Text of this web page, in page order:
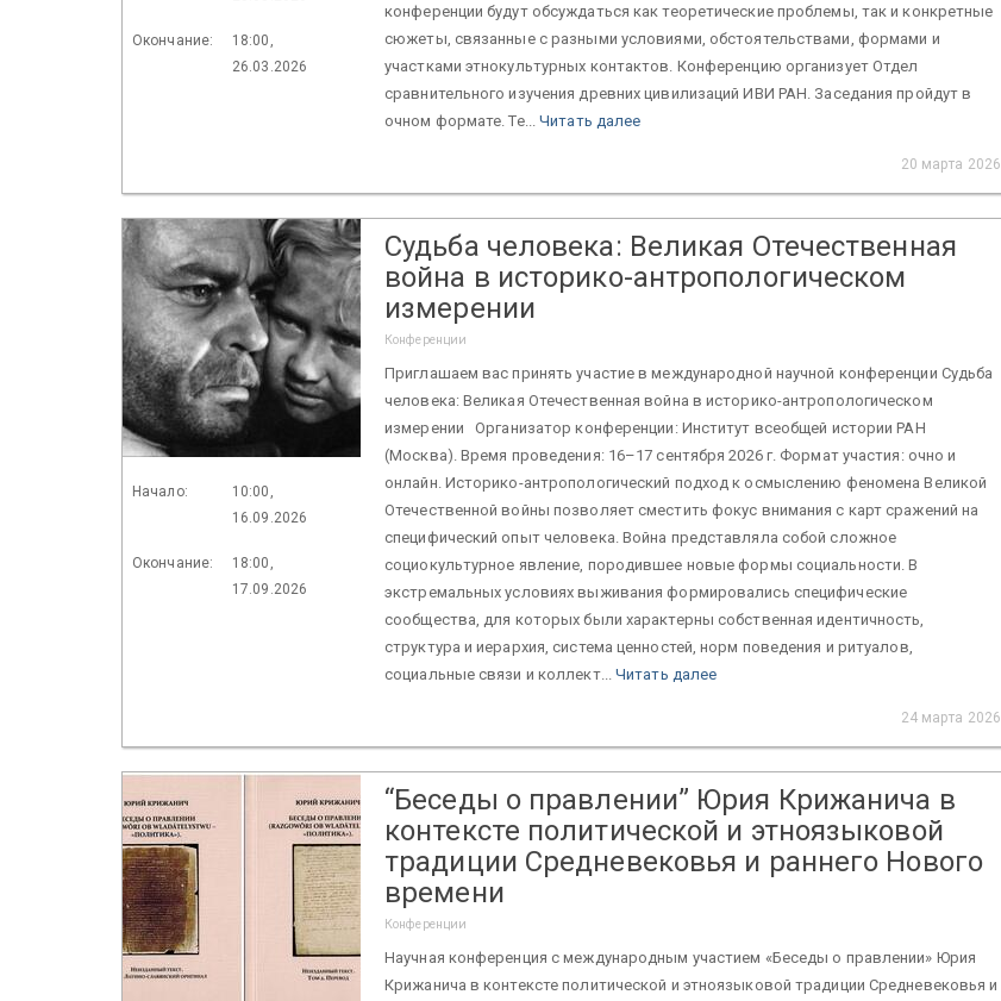
Окончание:
18:00,
26.03.2026
конференции будут обсуждаться как теоретические проблемы, так и конкретные
сюжеты, связанные с разными условиями, обстоятельствами, формами и
участками этнокультурных контактов. Конференцию организует Отдел
сравнительного изучения древних цивилизаций ИВИ РАН. Заседания пройдут в
очном формате. Те...Читать далее
20 марта 2026
Начало:
10:00,
16.09.2026
Окончание:
18:00,
17.09.2026
Судьба человека: Великая Отечественная
война в историко-антропологическом
измерении
Конференции
Приглашаем вас принять участие в международной научной конференции Судьба
человека: Великая Отечественная война в историко-антропологическом
измерении Организатор конференции: Институт всеобщей истории РАН
(Москва). Время проведения: 16–17 сентября 2026 г. Формат участия: очно и
онлайн. Историко-антропологический подход к осмыслению феномена Великой
Отечественной войны позволяет сместить фокус внимания с карт сражений на
специфический опыт человека. Война представляла собой сложное
социокультурное явление, породившее новые формы социальности. В
экстремальных условиях выживания формировались специфические
сообщества, для которых были характерны собственная идентичность,
структура и иерархия, система ценностей, норм поведения и ритуалов,
социальные связи и коллект... Читать далее
24 марта 2026
“Беседы о правлении” Юрия Крижанича в
контексте политической и этноязыковой
традиции Средневековья и раннего Нового
времени
Конференции
Научная конференция с международным участием «Беседы о правлении» Юрия
Крижанича в контексте политической и этноязыковой традиции Средневековья и